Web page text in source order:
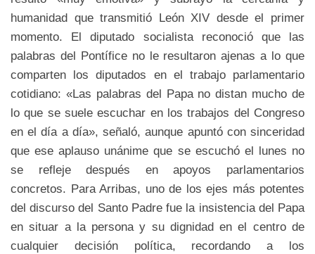
humanidad que transmitió León XIV desde el primer
momento. El diputado socialista reconoció que las
palabras del Pontífice no le resultaron ajenas a lo que
comparten los diputados en el trabajo parlamentario
cotidiano: «Las palabras del Papa no distan mucho de
lo que se suele escuchar en los trabajos del Congreso
en el día a día», señaló, aunque apuntó con sinceridad
que ese aplauso unánime que se escuchó el lunes no
se refleje después en apoyos parlamentarios
concretos. Para Arribas, uno de los ejes más potentes
del discurso del Santo Padre fue la insistencia del Papa
en situar a la persona y su dignidad en el centro de
cualquier decisión política, recordando a los